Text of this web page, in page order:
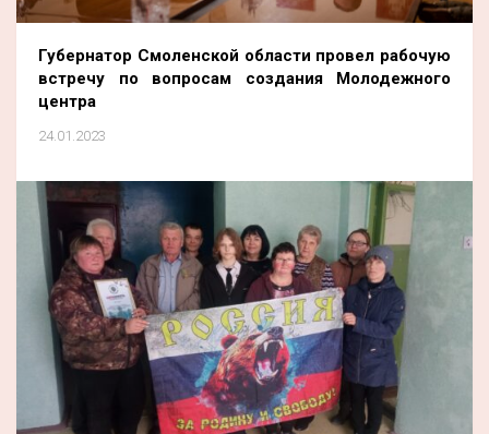
Губернатор Смоленской области провел рабочую
встречу по вопросам создания Молодежного
центра
24.01.2023